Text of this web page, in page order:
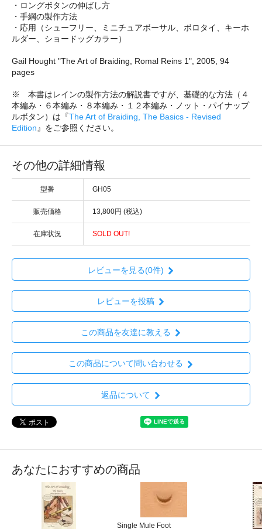
・ロングボタンの伸ばし方
・手綱の製作方法
・応用（シューフリー、ミニチュアボーサル、ボロタイ、キーホ
ルダー、ショードッグカラー）
Gail Hought "The Art of Braiding, Romal Reins 1", 2005, 94
pages
※ 本書はレインの製作方法の解説書ですが、基礎的な方法（４
本編み・６本編み・８本編み・１２本編み・ノット・パイナップ
ルボタン）は『The Art of Braiding, The Basics - Revised
Edition』をご参照ください。
その他の詳細情報
型番 GH05
販売価格 13,800円 (税込)
在庫状況 SOLD OUT!
レビューを見る(0件)
レビューを投稿
この商品を友達に教える
この商品について問い合わせる
返品について
あなたにおすすめの商品
Single Mule Foot